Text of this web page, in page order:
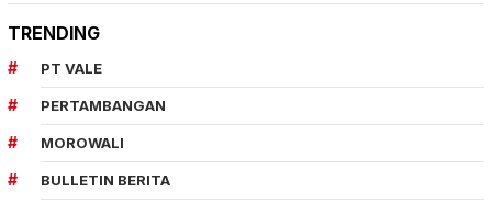
TRENDING
PT VALE
PERTAMBANGAN
MOROWALI
BULLETIN BERITA